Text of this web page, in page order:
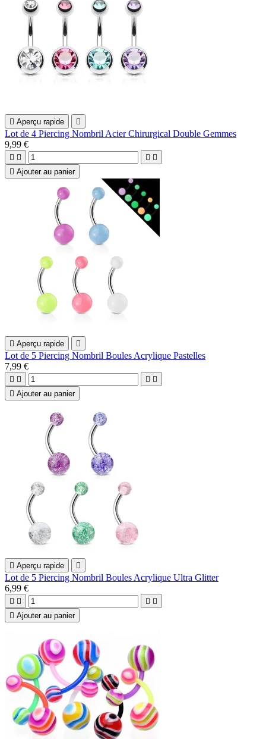
 Aperçu rapide 
Lot de 4 Piercing Nombril Acier Chirurgical Double Gemmes
9,99 €
   
 Ajouter au panier
 Aperçu rapide 
Lot de 5 Piercing Nombril Boules Acrylique Pastelles
7,99 €
   
 Ajouter au panier
 Aperçu rapide 
Lot de 5 Piercing Nombril Boules Acrylique Ultra Glitter
6,99 €
   
 Ajouter au panier